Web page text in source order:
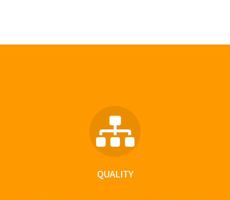
QUALITY